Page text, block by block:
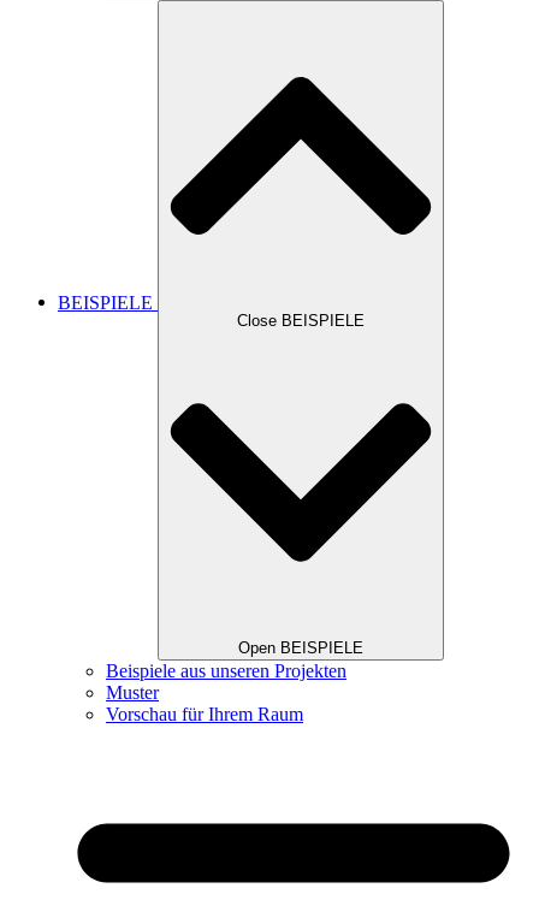
BEISPIELE
Close BEISPIELE
Open BEISPIELE
Beispiele aus unseren Projekten
Muster
Vorschau für Ihrem Raum